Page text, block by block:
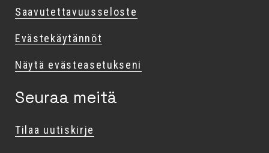
Saavutettavuusseloste
Evästekäytännöt
Näytä evästeasetukseni
Seuraa meitä
Tilaa uutiskirje